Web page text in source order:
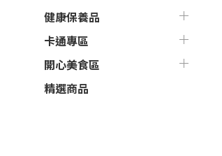
健康保養品
卡通專區
開心美食區
精選商品